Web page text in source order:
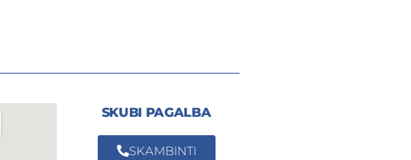
SKUBI PAGALBA
SKAMBINTI